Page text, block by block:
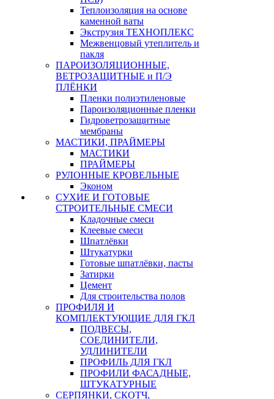
Теплоизоляция на основе
каменной ваты
Экструзия ТЕХНОПЛЕКС
Межвенцовый утеплитель и
пакля
ПАРОИЗОЛЯЦИОННЫЕ,
ВЕТРОЗАЩИТНЫЕ и П/Э
ПЛЁНКИ
Пленки полиэтиленовые
Пароизоляционные пленки
Гидроветрозащитные
мембраны
МАСТИКИ, ПРАЙМЕРЫ
МАСТИКИ
ПРАЙМЕРЫ
РУЛОННЫЕ КРОВЕЛЬНЫЕ
Эконом
СУХИЕ И ГОТОВЫЕ
СТРОИТЕЛЬНЫЕ СМЕСИ
Кладочные смеси
Клеевые смеси
Шпатлёвки
Штукатурки
Готовые шпатлёвки, пасты
Затирки
Цемент
Для строительства полов
ПРОФИЛЯ И
КОМПЛЕКТУЮЩИЕ ДЛЯ ГКЛ
ПОДВЕСЫ,
СОЕДИНИТЕЛИ,
УДЛИНИТЕЛИ
ПРОФИЛЬ ДЛЯ ГКЛ
ПРОФИЛИ ФАСАДНЫЕ,
ШТУКАТУРНЫЕ
СЕРПЯНКИ, СКОТЧ,